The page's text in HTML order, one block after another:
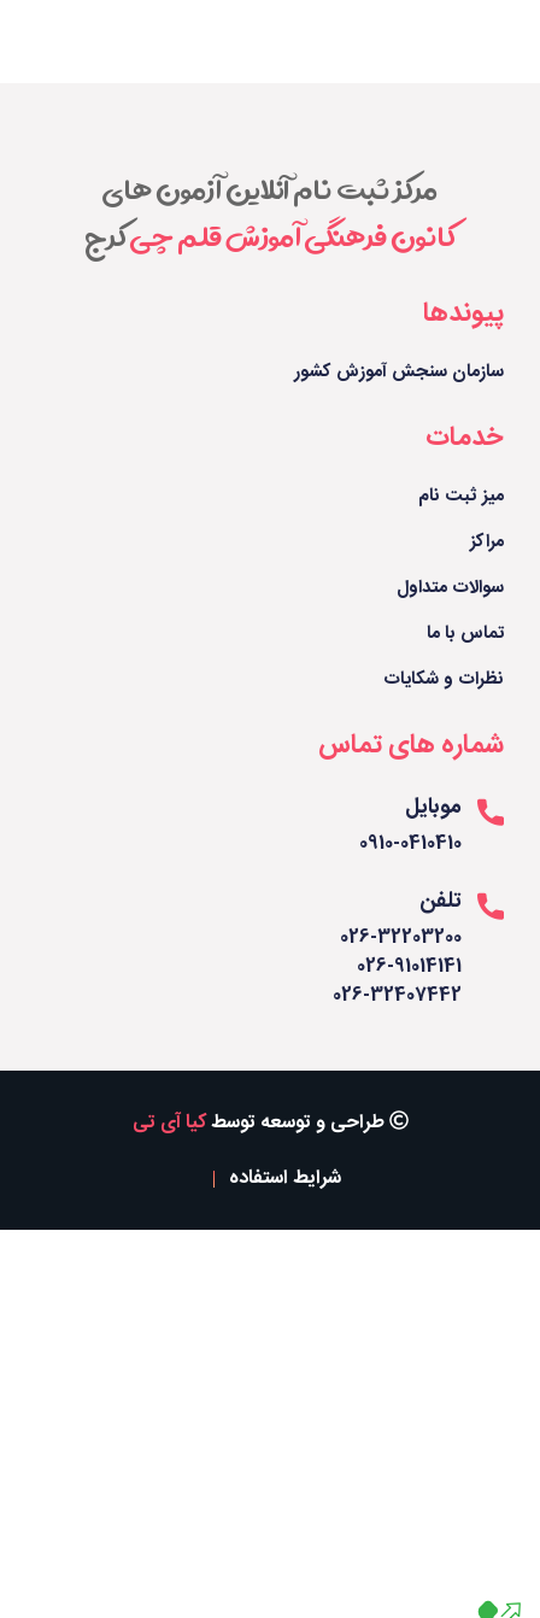
مرکز ثبت نام آنلاین آزمون های
کانون فرهنگی آموزش قلم چیکرج
پیوندها
سازمان سنجش آموزش کشور
خدمات
میز ثبت نام
سوالات متداول
تماس با ما
نظرات و شکایات
شماره های تماس
موبایل
0910-0410410
تلفن
026-32203200
026-91014141
026-32407442
طراحی و توسعه توسطکیا آی تی
شرایط استفاده